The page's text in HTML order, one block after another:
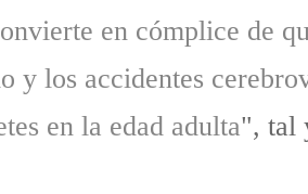
en cómplice de
los accidentes
en la edad adulta", tal